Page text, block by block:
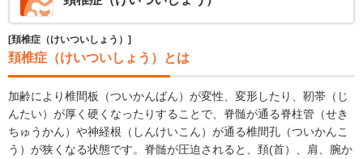
[頚椎症（けいついしょう）]
頚椎症（けいついしょう）とは
加齢により椎間板（ついかんばん）が変性、変形したり、靭帯（じ
んたい）が厚く硬くなったりすることで、脊髄が通る脊柱管（せき
ちゅうかん）や神経根（しんけいこん）が通る椎間孔（ついかんこ
う）が狭くなる状態です。脊髄が圧迫されると、頚(⾸）、肩、腕か